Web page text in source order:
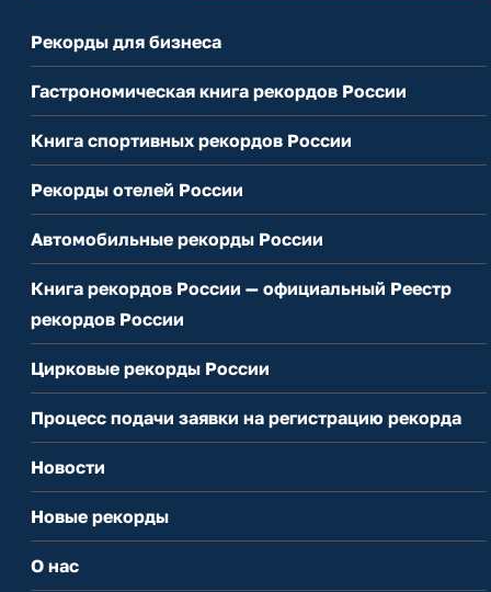
Рекорды для бизнеса
Гастрономическая книга рекордов России
Книга спортивных рекордов России
Рекорды отелей России
Автомобильные рекорды России
Книга рекордов России — официальный Реестр
рекордов России
Цирковые рекорды России
Процесс подачи заявки на регистрацию рекорда
Новости
Новые рекорды
О нас